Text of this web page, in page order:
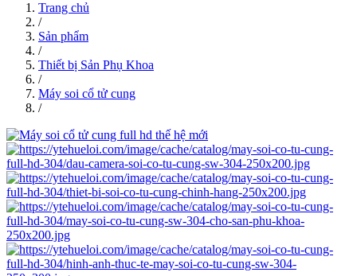
Trang chủ
/
Sản phẩm
/
Thiết bị Sản Phụ Khoa
/
Máy soi cổ tử cung
/